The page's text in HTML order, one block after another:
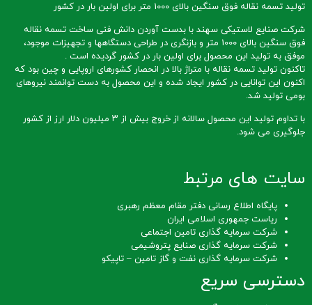
تولید تسمه نقاله فوق سنگین بالای 1000 متر برای اولین بار در کشور
شرکت صنایع لاستیکی سهند با بدست آوردن دانش فنی ساخت تسمه نقاله
فوق سنگین بالای 1000 متر و بازنگری در طراحی دستگاهها و تجهیزات موجود،
موفق به تولید این محصول برای اولین بار در کشور گردیده است .
تاکنون تولید تسمه نقاله با متراژ بالا در انحصار کشورهای اروپایی و چین بود که
اکنون این توانایی در کشور ایجاد شده و این محصول به دست توانمند نیروهای
بومی تولید شد.
با تداوم تولید این محصول سالانه از خروج بیش از ۳ میلیون دلار ارز از کشور
جلوگیری می شود.
سایت های مرتبط
پایگاه اطلاع رسانی دفتر مقام معظم رهبری
ریاست جمهوری اسلامی ایران
شرکت سرمایه گذاری تامین اجتماعی
شرکت سرمایه گذاری صنایع پتروشیمی
شرکت سرمایه گذاری نفت و گاز تامین – تاپیکو
دسترسی سریع